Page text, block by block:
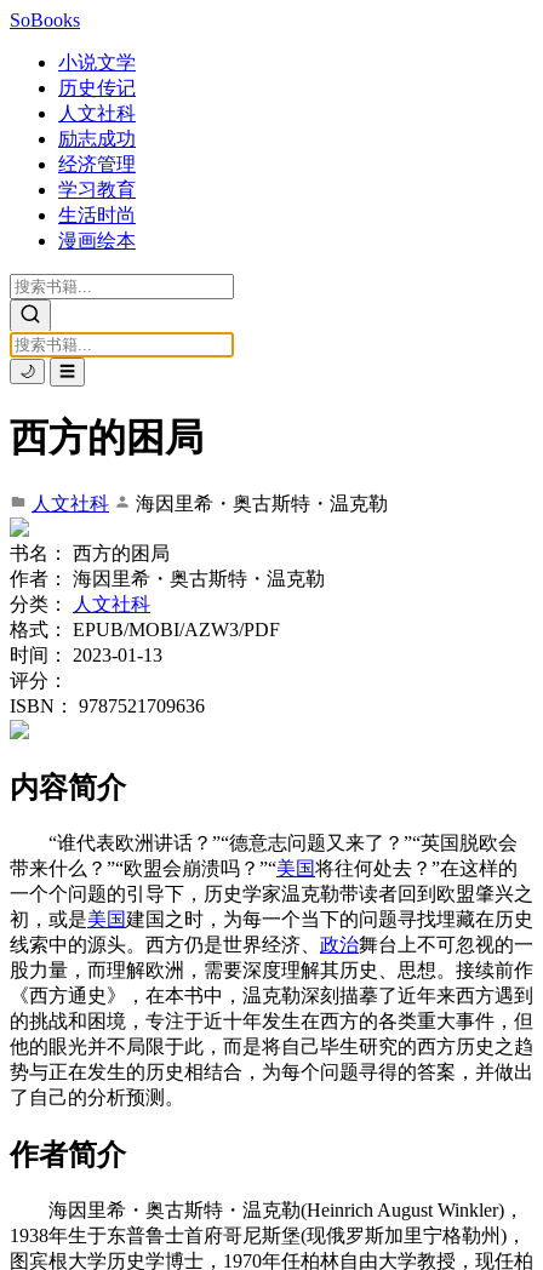
SoBooks
小说文学
历史传记
人文社科
励志成功
经济管理
学习教育
生活时尚
漫画绘本
🌙 ☰
西方的困局
人文社科 海因里希・奥古斯特・温克勒
书名：
西方的困局
作者：
海因里希・奥古斯特・温克勒
分类：
人文社科
格式：
EPUB/MOBI/AZW3/PDF
时间：
2023-01-13
评分：
ISBN：
9787521709636
内容简介
“谁代表欧洲讲话？”“德意志问题又来了？”“英国脱欧会
带来什么？”“欧盟会崩溃吗？”“美国将往何处去？”在这样的
一个个问题的引导下，历史学家温克勒带读者回到欧盟肇兴之
初，或是美国建国之时，为每一个当下的问题寻找埋藏在历史
线索中的源头。西方仍是世界经济、 政治舞台上不可忽视的一
股力量，而理解欧洲，需要深度理解其历史、思想。接续前作
《西方通史》，在本书中，温克勒深刻描摹了近年来西方遇到
的挑战和困境，专注于近十年发生在西方的各类重大事件，但
他的眼光并不局限于此，而是将自己毕生研究的西方历史之趋
势与正在发生的历史相结合，为每个问题寻得的答案，并做出
了自己的分析预测。
作者简介
海因里希・奥古斯特・温克勒(Heinrich August Winkler)，
1938年生于东普鲁士首府哥尼斯堡(现俄罗斯加里宁格勒州)，
图宾根大学历史学博士，1970年任柏林自由大学教授，现任柏